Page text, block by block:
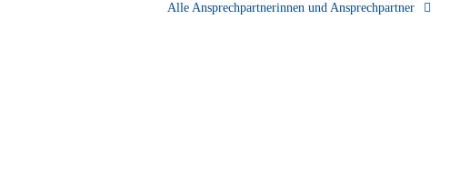
Alle Ansprechpartnerinnen und Ansprechpartner